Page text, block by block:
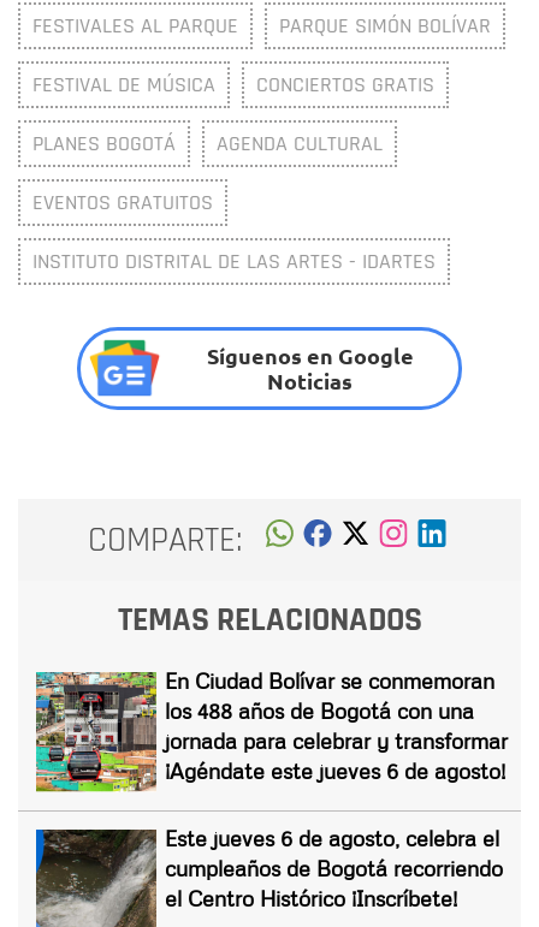
FESTIVALES AL PARQUE PARQUE SIMÓN BOLÍVAR
FESTIVAL DE MÚSICA CONCIERTOS GRATIS
PLANES BOGOTÁ AGENDA CULTURAL
EVENTOS GRATUITOS
INSTITUTO DISTRITAL DE LAS ARTES - IDARTES
Síguenos en Google
Noticias
COMPARTE:
TEMAS RELACIONADOS
En Ciudad Bolívar se conmemoran
los 488 años de Bogotá con una
jornada para celebrar y transformar
¡Agéndate este jueves 6 de agosto!
Este jueves 6 de agosto, celebra el
cumpleaños de Bogotá recorriendo
el Centro Histórico ¡Inscríbete!